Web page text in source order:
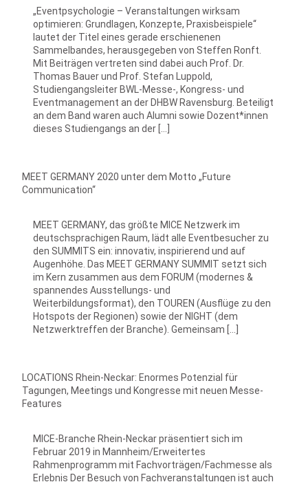
„Eventpsychologie – Veranstaltungen wirksam
optimieren: Grundlagen, Konzepte, Praxisbeispiele“
lautet der Titel eines gerade erschienenen
Sammelbandes, herausgegeben von Steffen Ronft.
Mit Beiträgen vertreten sind dabei auch Prof. Dr.
Thomas Bauer und Prof. Stefan Luppold,
Studiengangsleiter BWL-Messe-, Kongress- und
Eventmanagement an der DHBW Ravensburg. Beteiligt
an dem Band waren auch Alumni sowie Dozent*innen
dieses Studiengangs an der […]
MEET GERMANY 2020 unter dem Motto „Future
Communication“
MEET GERMANY, das größte MICE Netzwerk im
deutschsprachigen Raum, lädt alle Eventbesucher zu
den SUMMITS ein: innovativ, inspirierend und auf
Augenhöhe. Das MEET GERMANY SUMMIT setzt sich
im Kern zusammen aus dem FORUM (modernes &
spannendes Ausstellungs- und
Weiterbildungsformat), den TOUREN (Ausflüge zu den
Hotspots der Regionen) sowie der NIGHT (dem
Netzwerktreffen der Branche). Gemeinsam […]
LOCATIONS Rhein-Neckar: Enormes Potenzial für
Tagungen, Meetings und Kongresse mit neuen Messe-
Features
MICE-Branche Rhein-Neckar präsentiert sich im
Februar 2019 in Mannheim/Erweitertes
Rahmenprogramm mit Fachvorträgen/Fachmesse als
Erlebnis Der Besuch von Fachveranstaltungen ist auch